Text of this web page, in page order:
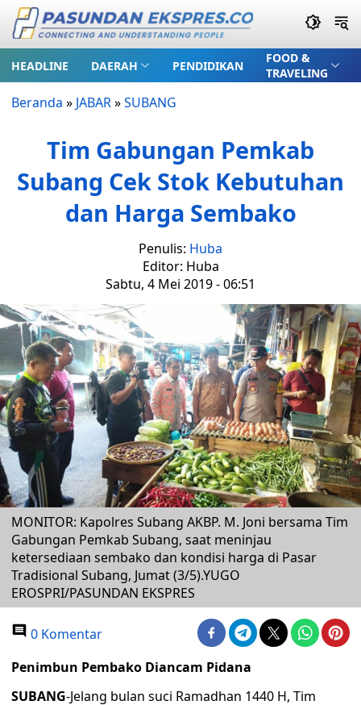
HEADLINE DAERAH PENDIDIKAN
FOOD &
TRAVELING
Beranda » JABAR»SUBANG
Tim Gabungan Pemkab
Subang Cek Stok Kebutuhan
dan Harga Sembako
Penulis: Huba
Editor: Huba
Sabtu, 4 Mei 2019 - 06:51
MONITOR: Kapolres Subang AKBP. M. Joni bersama Tim
Gabungan Pemkab Subang, saat meninjau
ketersediaan sembako dan kondisi harga di Pasar
Tradisional Subang, Jumat (3/5).YUGO
EROSPRI/PASUNDAN EKSPRES
0 Komentar
Penimbun Pembako Diancam Pidana
SUBANG-Jelang bulan suci Ramadhan 1440 H, Tim